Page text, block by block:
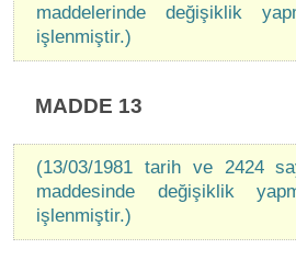
maddelerinde değişiklik
işlenmiştir.)
MADDE 13
(13/03/1981 tarih ve 2424
maddesinde değişiklik
işlenmiştir.)